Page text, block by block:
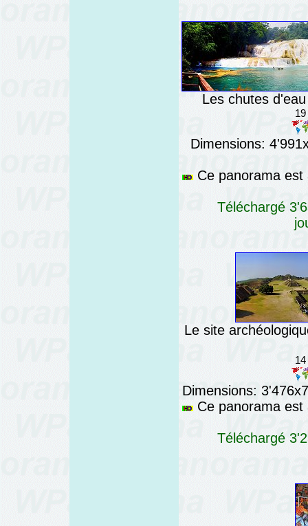
Les chutes
Dimensions:
Ce panorama est
Téléchargé
Le site
Dimensions:
Ce panorama est
Téléchargé